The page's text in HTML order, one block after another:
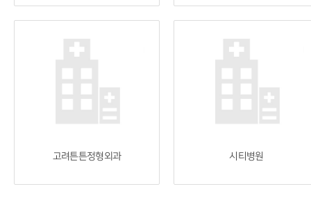
고려튼튼정형외과 시티병원